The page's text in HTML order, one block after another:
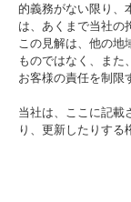
的義務がない限り、
は、あくまで当社の
この見解は、他の地
ものではなく、また
お客様の責任を制限
当社は、ここに記載
り、更新したりする